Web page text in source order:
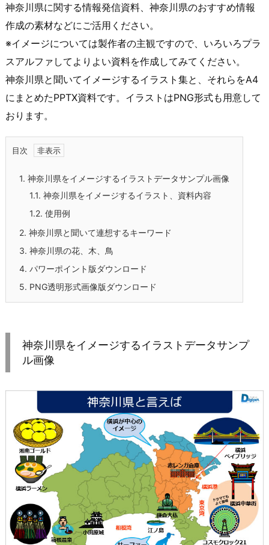
神奈川県に関する情報発信資料、神奈川県のおすすめ情報
作成の素材などにご活用ください。
※イメージについては製作者の主観ですので、いろいろプラ
スアルファしてよりよい資料を作成してみてください。
神奈川県と聞いてイメージするイラスト集と、それらをA4
にまとめたPPTX資料です。イラストはPNG形式も用意して
おります。
目次
1. 神奈川県をイメージするイラストデータサンプル画像
1.1. 神奈川県をイメージするイラスト、資料内容
1.2. 使用例
2. 神奈川県と聞いて連想するキーワード
3. 神奈川県の花、木、鳥
4. パワーポイント版ダウンロード
5. PNG透明形式画像版ダウンロード
神奈川県をイメージするイラストデータサンプ
ル画像